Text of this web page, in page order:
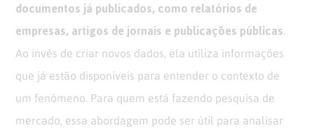
documentos já publicados, como relatórios de
empresas, artigos de jornais e publicações públicas
Ao invés de criar novos dados, ela utiliza informações
que já estão disponíveis para entender o contexto de
um fenômeno. Para quem está fazendo pesquisa de
mercado, essa abordagem pode ser útil para analisar